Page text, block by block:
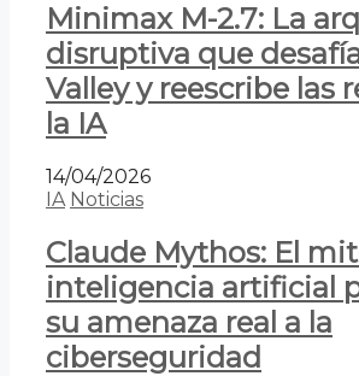
Minimax M-2.7: La
disruptiva que
Valley y reescribe las
la IA
14/04/2026
IA Noticias
Claude Mythos: El
inteligencia artificial
su amenaza real a la
ciberseguridad